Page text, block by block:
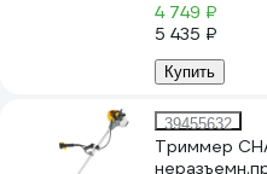
4 749 ₽
5 435 ₽
Купить
39455632
Триммер